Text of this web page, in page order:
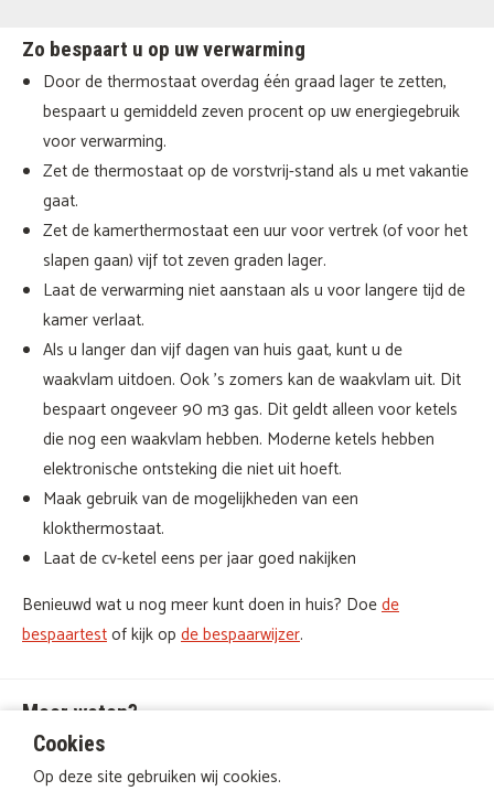
Zo bespaart u op uw verwarming
Door de thermostaat overdag één graad lager te zetten,
bespaart u gemiddeld zeven procent op uw energiegebruik
voor verwarming.
Zet de thermostaat op de vorstvrij-stand als u met vakantie
gaat.
Zet de kamerthermostaat een uur voor vertrek (of voor het
slapen gaan) vijf tot zeven graden lager.
Laat de verwarming niet aanstaan als u voor langere tijd de
kamer verlaat.
Als u langer dan vijf dagen van huis gaat, kunt u de
waakvlam uitdoen. Ook 's zomers kan de waakvlam uit. Dit
bespaart ongeveer 90 m3 gas. Dit geldt alleen voor ketels
die nog een waakvlam hebben. Moderne ketels hebben
elektronische ontsteking die niet uit hoeft.
Maak gebruik van de mogelijkheden van een
klokthermostaat.
Laat de cv-ketel eens per jaar goed nakijken
Benieuwd wat u nog meer kunt doen in huis? Doede
bespaartestof kijk op de bespaarwijzer.
Meer weten?
Wilt u meer weten over wat wij voor u kunnen betekenen?
Cookies
Op deze site gebruiken wij cookies.